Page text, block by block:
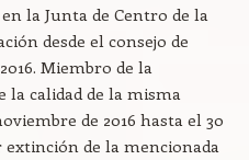
la Junta de Centro de la
desde el consejo de
Miembro de la
la calidad de la misma
de 2016 hasta el 30
extinción de la mencionada